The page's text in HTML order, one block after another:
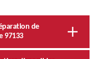
de
97133